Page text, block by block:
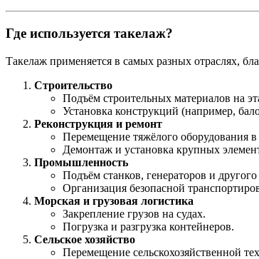
Где используется такелаж?
Такелаж применяется в самых разных отраслях,
Строительство
Подъём строительных материалов на
Установка конструкций (например,
Реконструкция и ремонт
Перемещение тяжёлого оборудования
Демонтаж и установка крупных
Промышленность
Подъём станков, генераторов и
Организация безопасной
Морская и грузовая логистика
Закрепление грузов на судах.
Погрузка и разгрузка контейнеров.
Сельское хозяйство
Перемещение сельскохозяйственной